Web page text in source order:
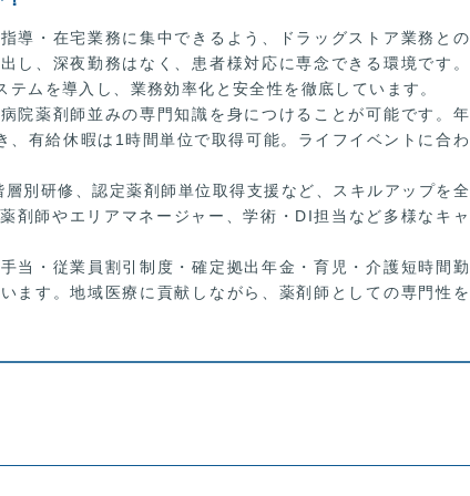
導・在宅業務に集中できるよう、ドラッグストア業務との
し、深夜勤務はなく、患者様対応に専念できる環境です。
ムを導入し、業務効率化と安全性を徹底しています。
院薬剤師並みの専門知識を身につけることが可能です。年
有給休暇は1時間単位で取得可能。ライフイベントに合わ
別研修、認定薬剤師単位取得支援など、スキルアップを全
剤師やエリアマネージャー、学術・DI担当など多様なキャ
当・従業員割引制度・確定拠出年金・育児・介護短時間勤
ます。地域医療に貢献しながら、薬剤師としての専門性を